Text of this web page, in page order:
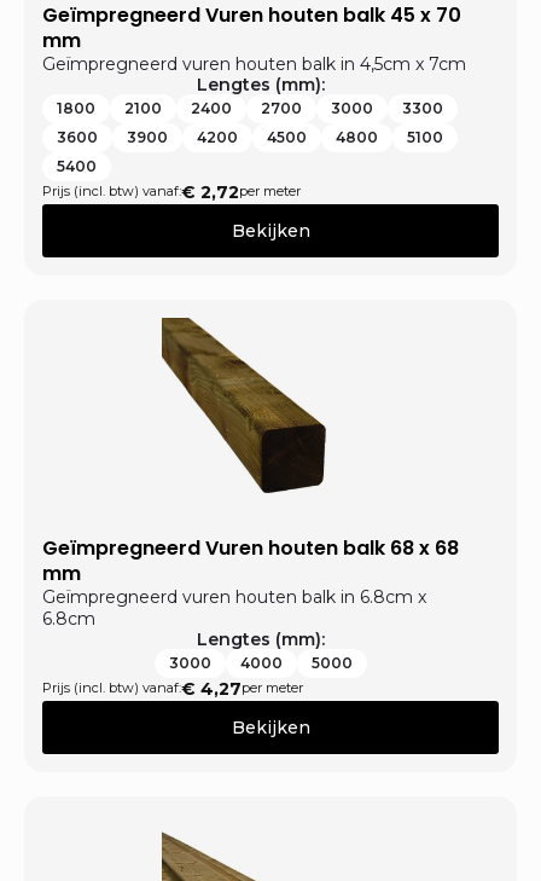
Geïmpregneerd Vuren houten balk 45 x 70
mm
Geïmpregneerd vuren houten balk in 4,5cm x 7cm
Lengtes (mm):
1800 2100 2400 2700 3000
3300
3600
3900 4200 4500 4800
5100
5400
Prijs (incl. btw) vanaf:€ 2,72per meter
Bekijken
Geïmpregneerd Vuren houten balk 68 x 68
mm
Geïmpregneerd vuren houten balk in 6.8cm x
6.8cm
Lengtes (mm):
3000 4000 5000
Prijs (incl. btw) vanaf:€ 4,27per meter
Bekijken